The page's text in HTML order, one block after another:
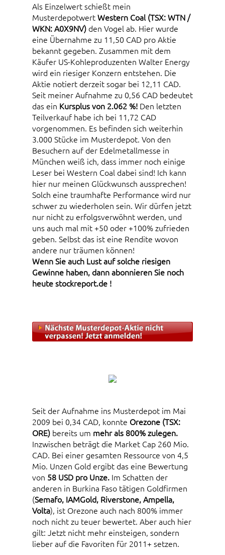
Als Einzelwert schießt mein
MusterdepotwertWestern Coal (TSX: WTN /
WKN: A0X9NV) den Vogel ab. Hier wurde
eine Übernahme zu 11,50 CAD pro Aktie
bekannt gegeben. Zusammen mit dem
Käufer US-Kohleproduzenten Walter Energy
wird ein riesiger Konzern entstehen. Die
Aktie notiert derzeit sogar bei 12,11 CAD.
Seit meiner Aufnahme zu 0,56 CAD bedeutet
das ein Kursplus von 2.062 %! Den letzten
Teilverkauf habe ich bei 11,72 CAD
vorgenommen. Es befinden sich weiterhin
3.000 Stücke im Musterdepot. Von den
Besuchern auf der Edelmetallmesse in
München weiß ich, dass immer noch einige
Leser bei Western Coal dabei sind! Ich kann
hier nur meinen Glückwunsch aussprechen!
Solch eine traumhafte Performance wird nur
schwer zu wiederholen sein. Wir dürfen jetzt
nur nicht zu erfolgsverwöhnt werden, und
uns auch mal mit +50 oder +100% zufrieden
geben. Selbst das ist eine Rendite wovon
andere nur träumen können!
Wenn Sie auch Lust auf solche riesigen
Gewinne haben, dann abonnieren Sie noch
heute stockreport.de !
Seit der Aufnahme ins Musterdepot im Mai
2009 bei 0,34 CAD, konnte Orezone (TSX:
ORE) bereits um mehr als 800% zulegen.
Inzwischen beträgt die Market Cap 260 Mio.
CAD. Bei einer gesamten Ressource von 4,5
Mio. Unzen Gold ergibt das eine Bewertung
von 58 USD pro Unze. Im Schatten der
anderen in Burkina Faso tätigen Goldfirmen
(Semafo, IAMGold, Riverstone, Ampella,
Volta), ist Orezone auch nach 800% immer
noch nicht zu teuer bewertet. Aber auch hier
gilt: Jetzt nicht mehr einsteigen, sondern
lieber auf die Favoriten für 2011+ setzen.